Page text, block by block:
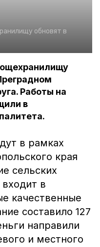
обновят в
Работы на
в
в рамках
края
сельских
в
качественные
составило 127
направили
и местного